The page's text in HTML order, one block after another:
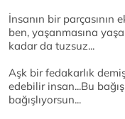
İnsanın bir parçasının
ben, yaşanmasına
kadar da tuzsuz...
Aşk bir fedakarlık
edebilir insan...Bu
bağışlıyorsun...